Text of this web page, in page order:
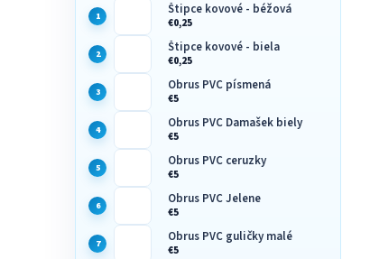
Štipce kovové - béžová
€0,25
Štipce kovové - biela
€0,25
Obrus PVC písmená
€5
Obrus PVC Damašek biely
€5
Obrus PVC ceruzky
€5
Obrus PVC Jelene
€5
Obrus PVC guličky malé
€5